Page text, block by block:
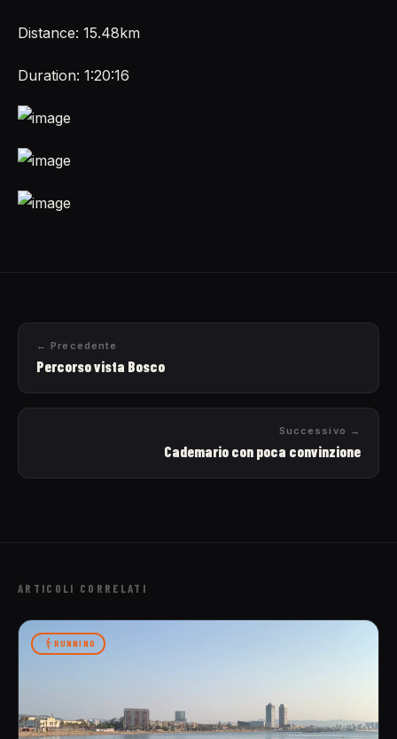
Distance: 15.48km
Duration: 1:20:16
← Precedente
Percorso vista Bosco
Successivo →
Cademario con poca convinzione
ARTICOLI CORRELATI
RUNNING